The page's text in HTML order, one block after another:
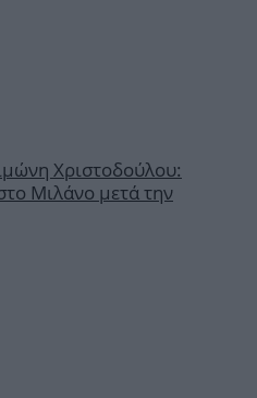
Χριστοδούλου:
Μιλάνο μετά την